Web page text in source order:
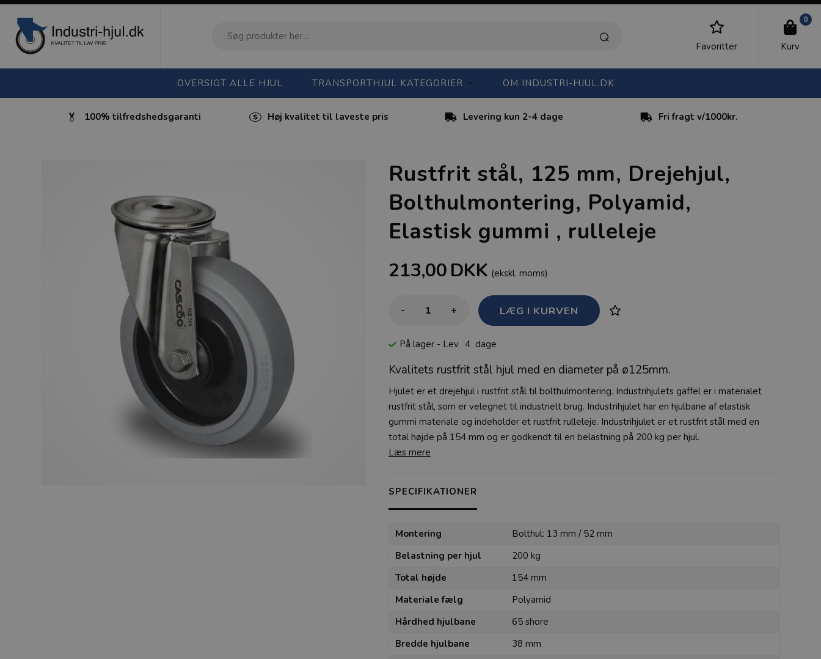
Favoritter
0
Kurv
OVERSIGT ALLE HJUL TRANSPORTHJUL KATEGORIER OM INDUSTRI-HJUL.DK
100% tilfredshedsgaranti Høj kvalitet til laveste pris Levering kun 2-4 dage Fri fragt v/1000kr.
Rustfrit stål, 125 mm, Drejehjul,
Bolthulmontering, Polyamid,
Elastisk gummi , rulleleje
213,00DKK (ekskl. moms)
- +
På lager - Lev. 4 dage
Kvalitets rustfrit stål hjul med en diameter på ø125mm.
Hjulet er et drejehjul i rustfrit stål til bolthulmontering. Industrihjulets gaffel er i materialet
rustfrit stål, som er velegnet til industrielt brug. Industrihjulet har en hjulbane af elastisk
gummi materiale og indeholder et rustfrit rulleleje. Industrihjulet er et rustfrit stål med en
total højde på 154 mm og er godkendt til en belastning på 200 kg per hjul.
Læs mere
SPECIFIKATIONER
Montering
Bolthul: 13 mm / 52 mm
Belastning per hjul
200 kg
Total højde
154 mm
Materiale fælg
Polyamid
Hårdhed hjulbane
65 shore
Bredde hjulbane
38 mm